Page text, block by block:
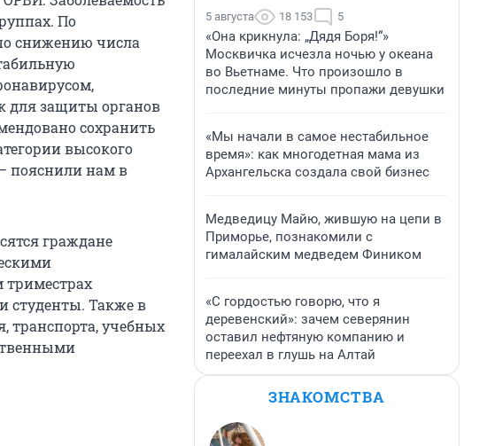
По
снижению числа
для защиты органов
сохранить
высокого
пояснили нам в
граждане
студенты. Также в
транспорта, учебных
5 августа 18 153 5
«Она крикнула: „Дядя Боря!“»
Москвичка исчезла ночью у океана
во Вьетнаме. Что произошло в
последние минуты пропажи девушки
«Мы начали в самое нестабильное
время»: как многодетная мама из
Архангельска создала свой бизнес
Медведицу Майю, жившую на цепи в
Приморье, познакомили с
гималайским медведем Фиником
«С гордостью говорю, что я
деревенский»: зачем северянин
оставил нефтяную компанию и
переехал в глушь на Алтай
ЗНАКОМСТВА